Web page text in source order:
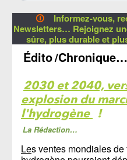
🛈
Informez-vous,
Newsletters… Rejoignez
sûre, plus durable et
Édito/Chronique…
2030 et 2040,
explosion du
l'hydrogène !
La Rédaction…
Les ventes mondiales